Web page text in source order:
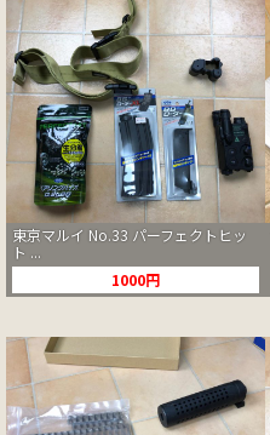
東京マルイ No.33 パーフェクトヒッ
ト ...
1000円